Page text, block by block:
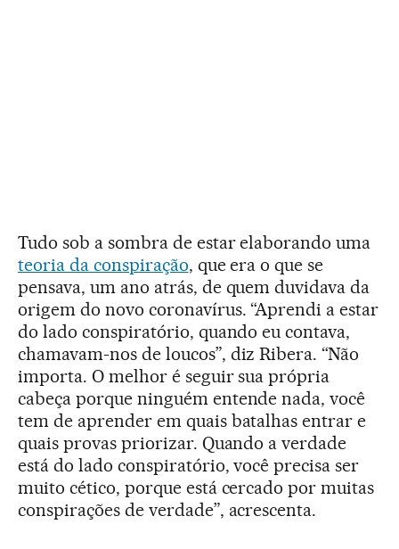
Tudo sob a sombra de estar elaborando uma
teoria da conspiração, que era o que se
pensava, um ano atrás, de quem duvidava da
origem do novo coronavírus. “Aprendi a estar
do lado conspiratório, quando eu contava,
chamavam-nos de loucos”, diz Ribera. “Não
importa. O melhor é seguir sua própria
cabeça porque ninguém entende nada, você
tem de aprender em quais batalhas entrar e
quais provas priorizar. Quando a verdade
está do lado conspiratório, você precisa ser
muito cético, porque está cercado por muitas
conspirações de verdade”, acrescenta.